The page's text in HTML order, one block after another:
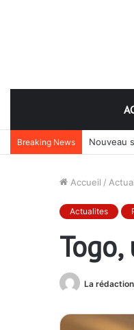
Breaking News Nouveau
Accueil /
Actualites
La rédaction